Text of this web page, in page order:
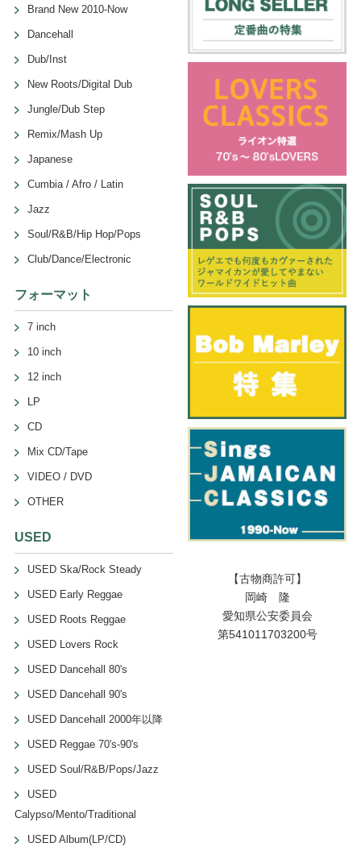
Brand New 2010-Now
Dancehall
Dub/Inst
New Roots/Digital Dub
Jungle/Dub Step
Remix/Mash Up
Japanese
Cumbia / Afro / Latin
Jazz
Soul/R&B/Hip Hop/Pops
Club/Dance/Electronic
フォーマット
7 inch
10 inch
12 inch
LP
CD
Mix CD/Tape
VIDEO / DVD
OTHER
USED
USED Ska/Rock Steady
USED Early Reggae
USED Roots Reggae
USED Lovers Rock
USED Dancehall 80's
USED Dancehall 90's
USED Dancehall 2000年以降
USED Reggae 70's-90's
USED Soul/R&B/Pops/Jazz
USED
Calypso/Mento/Traditional
USED Album(LP/CD)
【古物商許可】
岡崎 隆
愛知県公安委員会
第541011703200号